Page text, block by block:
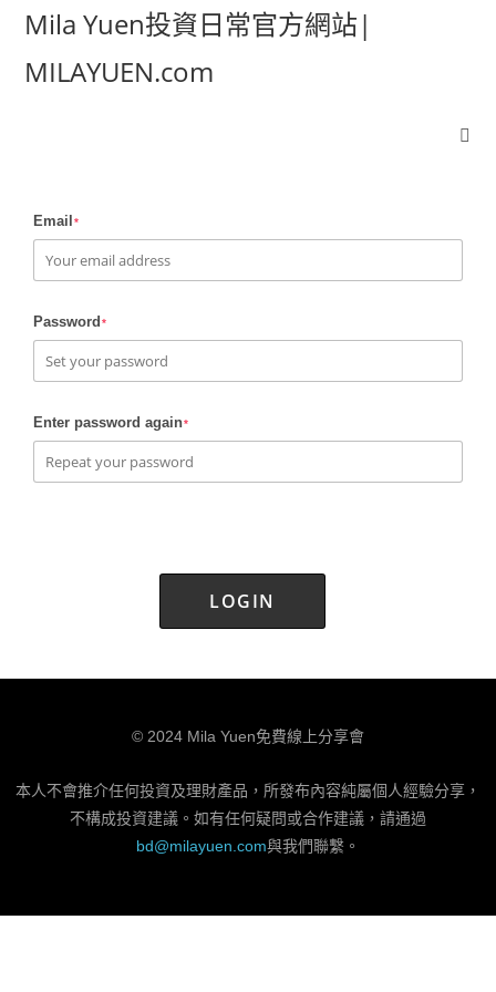
Mila Yuen投資日常官方網站|
MILAYUEN.com
Email *
Password *
Enter password again*
© 2024 Mila Yuen免費線上分享會
本人不會推介任何投資及理財產品，所發布內容純屬個人經驗分享，
不構成投資建議。如有任何疑問或合作建議，請通過
bd@milayuen.com與我們聯繫。